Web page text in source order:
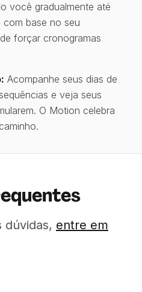
você gradualmente até
base no seu
forçar cronogramas
Acompanhe seus dias de
e veja seus
O Motion celebra
dúvidas, entre em